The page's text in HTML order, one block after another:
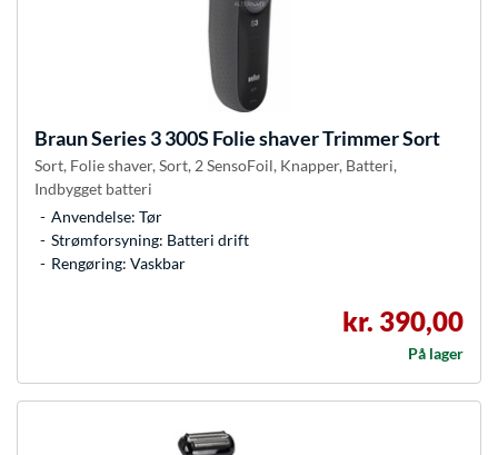
BraunSeries 3 300S Folie shaver Trimmer Sort
Sort, Folie shaver, Sort, 2 SensoFoil, Knapper, Batteri,
Indbygget batteri
Anvendelse: Tør
Strømforsyning: Batteri drift
Rengøring: Vaskbar
kr. 390,00
På lager